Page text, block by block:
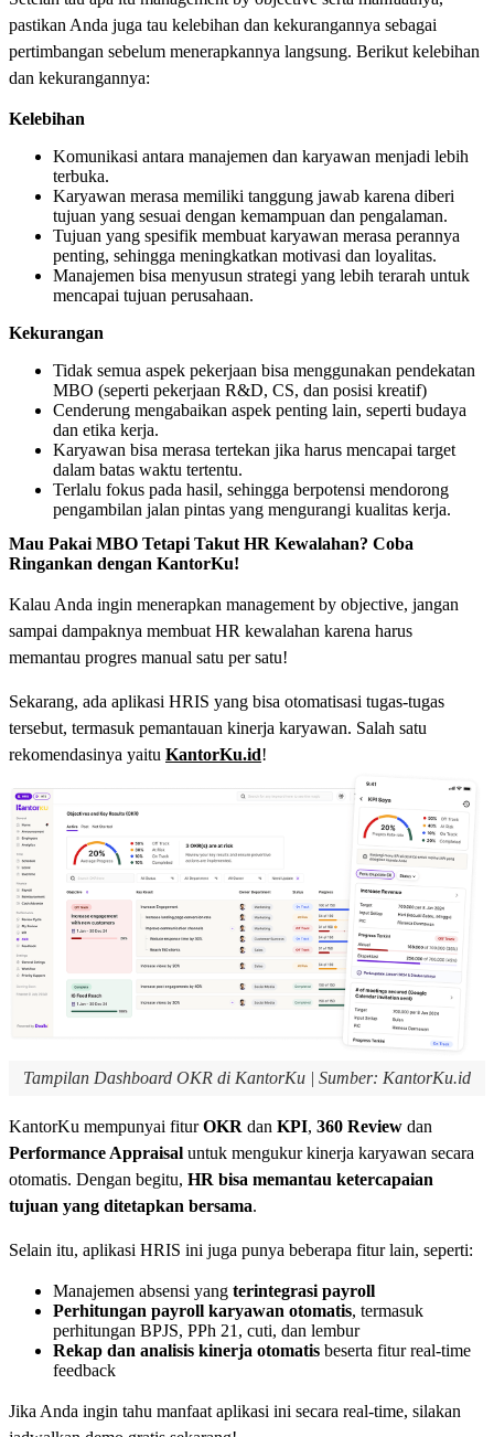
pastikan Anda juga tau kelebihan dan kekurangannya sebagai
pertimbangan sebelum menerapkannya langsung. Berikut kelebihan
dan kekurangannya:
Kelebihan
Komunikasi antara manajemen dan karyawan menjadi lebih
terbuka.
Karyawan merasa memiliki tanggung jawab karena diberi
tujuan yang sesuai dengan kemampuan dan pengalaman.
Tujuan yang spesifik membuat karyawan merasa perannya
penting, sehingga meningkatkan motivasi dan loyalitas.
Manajemen bisa menyusun strategi yang lebih terarah untuk
mencapai tujuan perusahaan.
Kekurangan
Tidak semua aspek pekerjaan bisa menggunakan pendekatan
MBO (seperti pekerjaan R&D, CS, dan posisi kreatif)
Cenderung mengabaikan aspek penting lain, seperti budaya
dan etika kerja.
Karyawan bisa merasa tertekan jika harus mencapai target
dalam batas waktu tertentu.
Terlalu fokus pada hasil, sehingga berpotensi mendorong
pengambilan jalan pintas yang mengurangi kualitas kerja.
Mau Pakai MBO Tetapi Takut HR Kewalahan? Coba
Ringankan dengan KantorKu!
Kalau Anda ingin menerapkan management by objective, jangan
sampai dampaknya membuat HR kewalahan karena harus
memantau progres manual satu per satu!
Sekarang, ada aplikasi HRIS yang bisa otomatisasi tugas-tugas
tersebut, termasuk pemantauan kinerja karyawan. Salah satu
rekomendasinya yaitu KantorKu.id!
Tampilan Dashboard OKR di KantorKu | Sumber: KantorKu.id
KantorKu mempunyai fiturOKR dan KPI, 360 Review dan
Performance Appraisal untuk mengukur kinerja karyawan secara
otomatis. Dengan begitu, HR bisa memantau ketercapaian
tujuan yang ditetapkan bersama.
Selain itu, aplikasi HRIS ini juga punya beberapa fitur lain, seperti:
Manajemen absensi yang terintegrasi payroll
Perhitungan payroll karyawan otomatis, termasuk
perhitungan BPJS, PPh 21, cuti, dan lembur
Rekap dan analisis kinerja otomatis beserta fitur real-time
feedback
Jika Anda ingin tahu manfaat aplikasi ini secara real-time, silakan